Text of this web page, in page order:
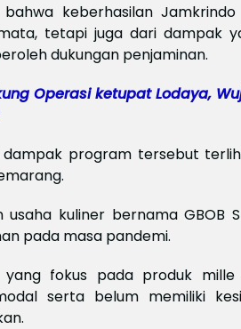
keberhasilan
tetapi juga dari dampak
dukungan penjaminan.
Operasi ketupat Lodaya,
program tersebut
usaha kuliner bernama GBOB
pada masa pandemi.
yang fokus pada produk
serta belum memiliki